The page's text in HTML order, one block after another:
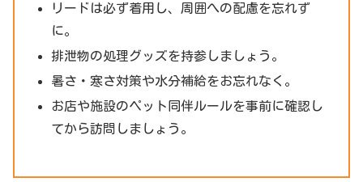
リードは必ず着用し、周囲への配慮を忘れず
に。
排泄物の処理グッズを持参しましょう。
暑さ・寒さ対策や水分補給をお忘れなく。
お店や施設のペット同伴ルールを事前に確認し
てから訪問しましょう。